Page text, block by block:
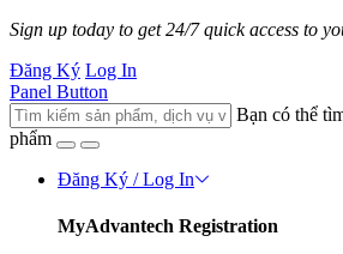
Sign up today to get 24/7 quick access to
Đăng Ký Log In
Panel Button
Bạn có thể
phẩm
Đăng Ký / Log In
MyAdvantech Registration